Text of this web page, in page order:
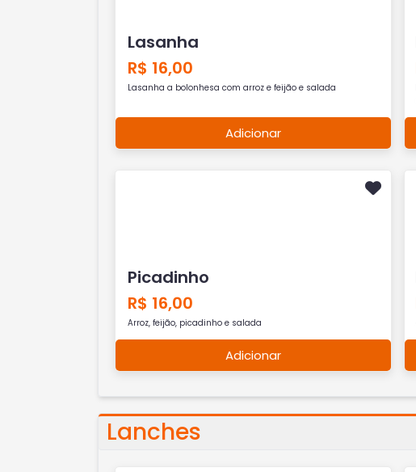
Lasanha
R$ 16,00
Lasanha a bolonhesa com arroz e feijão e salada
Adicionar
Picadinho
R$ 16,00
Arroz, feijão, picadinho e salada
Adicionar
Lanches